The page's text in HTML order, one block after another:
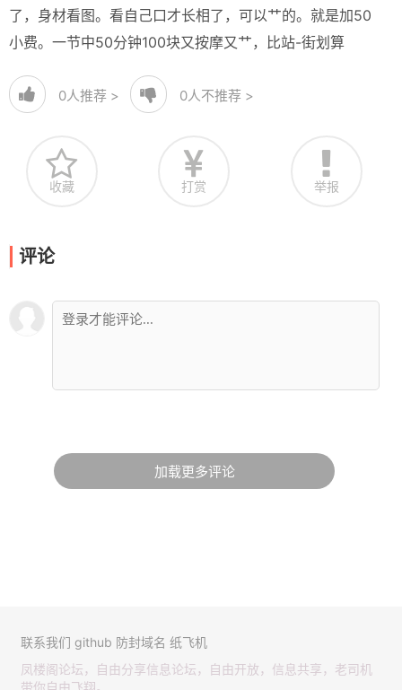
了，身材看图。看自己口才长相了，可以艹的。就是加50
小费。一节中50分钟100块又按摩又艹，比站-街划算
0人推荐 > 0人不推荐 >
收藏 打赏 举报
评论
加载更多评论
联系我们 github 防封域名 纸飞机
凤楼阁论坛，自由分享信息论坛，自由开放，信息共享，老司机
带你自由飞翔。